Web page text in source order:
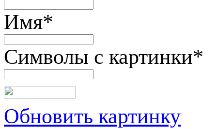
Имя*
Символы с картинки*
Обновить картинку